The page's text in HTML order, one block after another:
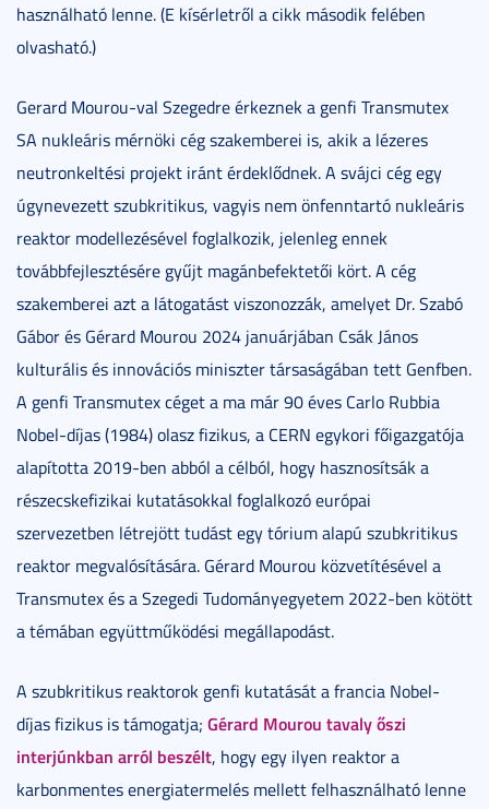
használható lenne. (E kísérletről a cikk második felében
olvasható.)
Gerard Mourou-val Szegedre érkeznek a genfi Transmutex
SA nukleáris mérnöki cég szakemberei is, akik a lézeres
neutronkeltési projekt iránt érdeklődnek. A svájci cég egy
úgynevezett szubkritikus, vagyis nem önfenntartó nukleáris
reaktor modellezésével foglalkozik, jelenleg ennek
továbbfejlesztésére gyűjt magánbefektetői kört. A cég
szakemberei azt a látogatást viszonozzák, amelyet Dr. Szabó
Gábor és Gérard Mourou 2024 januárjában Csák János
kulturális és innovációs miniszter társaságában tett Genfben.
A genfi Transmutex céget a ma már 90 éves Carlo Rubbia
Nobel-díjas (1984) olasz fizikus, a CERN egykori főigazgatója
alapította 2019-ben abból a célból, hogy hasznosítsák a
részecskefizikai kutatásokkal foglalkozó európai
szervezetben létrejött tudást egy tórium alapú szubkritikus
reaktor megvalósítására. Gérard Mourou közvetítésével a
Transmutex és a Szegedi Tudományegyetem 2022-ben kötött
a témában együttműködési megállapodást.
A szubkritikus reaktorok genfi kutatását a francia Nobel-
díjas fizikus is támogatja; Gérard Mourou tavaly őszi
interjúnkban arról beszélt, hogy egy ilyen reaktor a
karbonmentes energiatermelés mellett felhasználható lenne